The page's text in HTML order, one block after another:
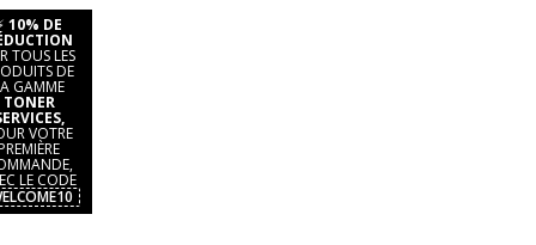
10% DE
TOUS LES
DE
GAMME
TONER
VOTRE
LE CODE